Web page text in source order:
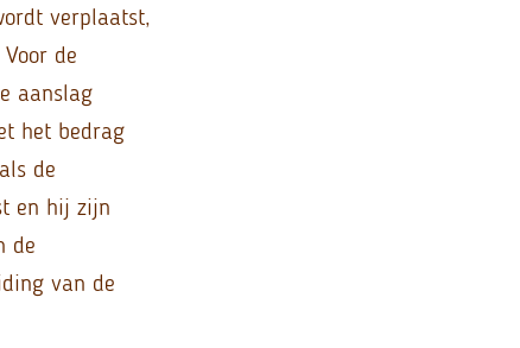
verplaatst,
de
aanslag
het bedrag
de
en hij zijn
de
van de